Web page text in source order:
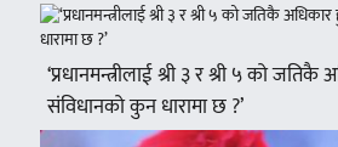
‘प्रधानमन्त्रीलाई श्री ३ र श्री ५ को
संविधानको कुन धारामा छ ?’